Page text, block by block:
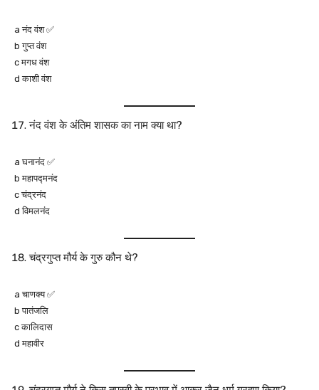
a नंद वंश ✅
b गुप्त वंश
c मगध वंश
d काशी वंश
नंद वंश के अंतिम शासक का नाम क्या था?
a घनानंद ✅
b महापद्मनंद
c चंद्रनंद
d विमलनंद
चंद्रगुप्त मौर्य के गुरु कौन थे?
a चाणक्य ✅
b पातंजलि
c कालिदास
d महावीर